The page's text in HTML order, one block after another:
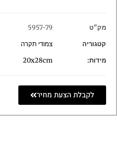
מק"ט
5957-79
קטגוריה
צמודי תקרה
מידות:
20x28cm
לקבלת הצעת מחיר